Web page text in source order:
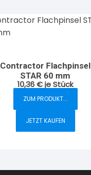
Contractor Flachpinsel
STAR 60 mm
10,36€je Stück
ZUM PRODUKT...
JETZT KAUFEN